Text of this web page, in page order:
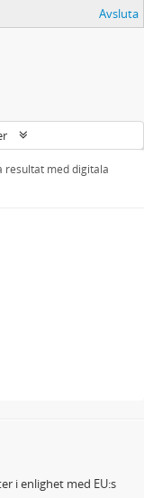
Avsluta
resultat med digitala
i enlighet med EU:s